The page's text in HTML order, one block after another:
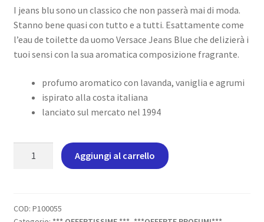
I jeans blu sono un classico che non passerà mai di moda.
Stanno bene quasi con tutto e a tutti. Esattamente come
l’eau de toilette da uomo Versace Jeans Blue che delizierà i
tuoi sensi con la sua aromatica composizione fragrante.
profumo aromatico con lavanda, vaniglia e agrumi
ispirato alla costa italiana
lanciato sul mercato nel 1994
Aggiungi al carrello
COD: P100055